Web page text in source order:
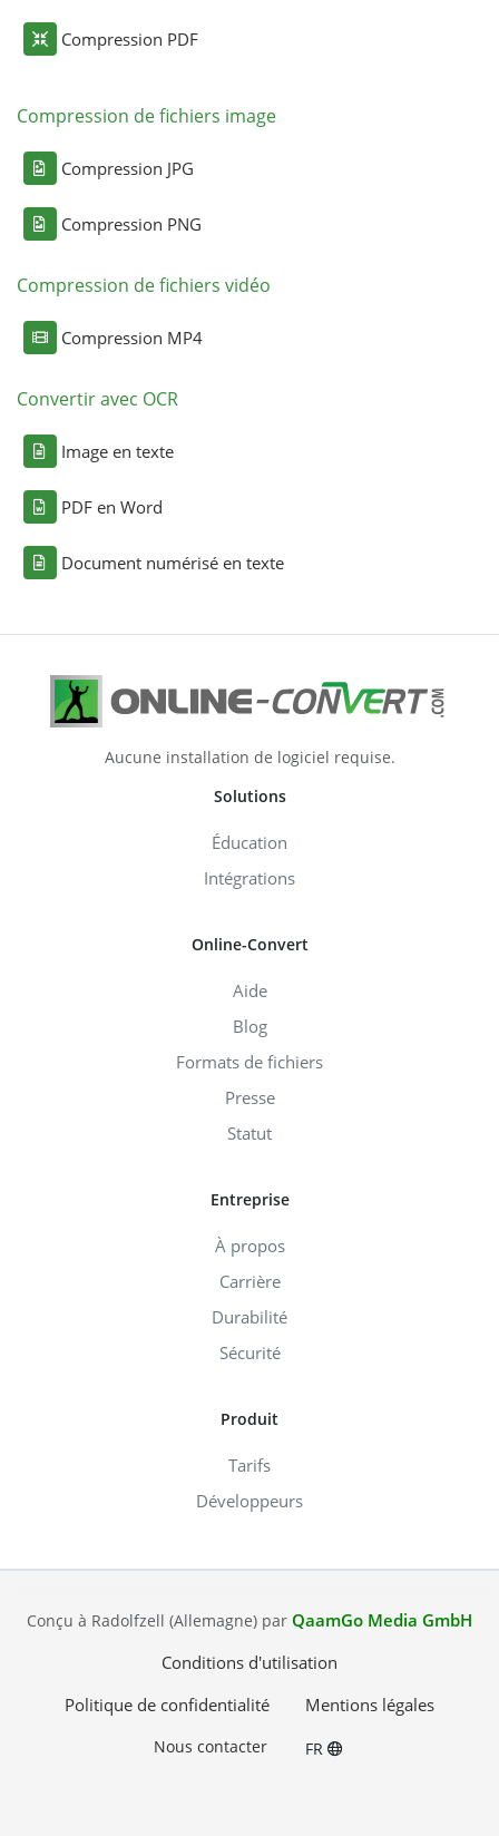
Compression PDF
Compression de fichiers image
Compression JPG
Compression PNG
Compression de fichiers vidéo
Compression MP4
Convertir avec OCR
Image en texte
PDF en Word
Document numérisé en texte
Aucune installation de logiciel requise.
Solutions
Éducation
Intégrations
Online-Convert
Aide
Blog
Formats de fichiers
Presse
Statut
Entreprise
À propos
Carrière
Durabilité
Sécurité
Produit
Tarifs
Développeurs
Conçu à Radolfzell (Allemagne) par QaamGo Media GmbH
Conditions d'utilisation
Politique de confidentialité
Mentions légales
Nous contacter FR